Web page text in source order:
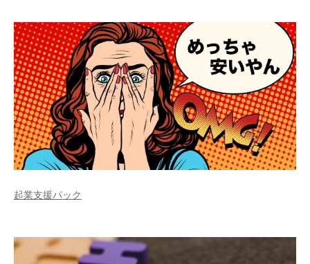
起業支援パック